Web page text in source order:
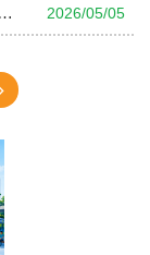
2026/05/05